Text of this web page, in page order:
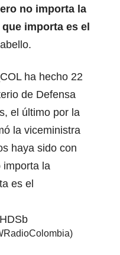
no importa la
importa es el
ha hecho 22
de Defensa
el último por la
la viceministra
haya sido con
importa la
es el